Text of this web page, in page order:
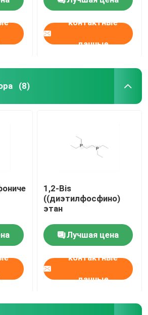
контактные
данные
(8)
1,2-Bis
((диэтилфосфино)
этан
Лучшая цена
контактные
данные